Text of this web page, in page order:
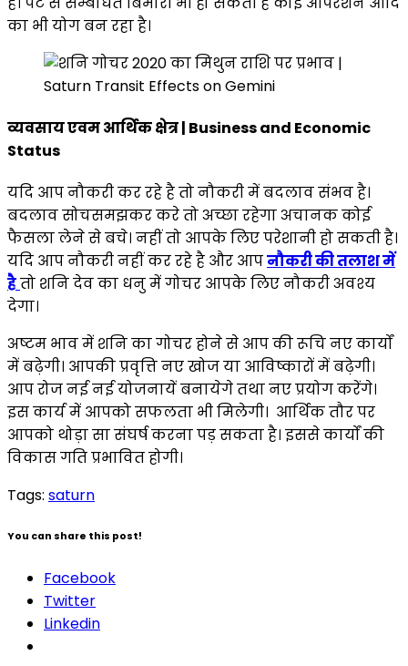
का भी योग बन रहा है।
व्यवसाय एवम आर्थिक क्षेत्र | Business and Economic
Status
यदि आप नौकरी कर रहे है तो नौकरी में बदलाव संभव है।
बदलाव सोचसमझकर करे तो अच्छा रहेगा अचानक कोई
फैसला लेने से बचे। नहीं तो आपके लिए परेशानी हो सकती है।
यदि आप नौकरी नहीं कर रहे है और आपनौकरी की तलाश में
हैतो शनि देव का धनु में गोचर आपके लिए नौकरी अवश्य
देगा।
अष्टम भाव में शनि का गोचर होने से आप की रूचि नए कार्यों
में बढ़ेगी। आपकी प्रवृत्ति नए खोज या आविष्कारों में बढ़ेगी।
आप रोज नई नई योजनायें बनायेगे तथा नए प्रयोग करेंगे।
इस कार्य में आपको सफलता भी मिलेगी। आर्थिक तौर पर
आपको थोड़ा सा संघर्ष करना पड़ सकता है। इससे कार्यों की
विकास गति प्रभावित होगी।
Tags: saturn
You can share this post!
Facebook
Twitter
Linkedin